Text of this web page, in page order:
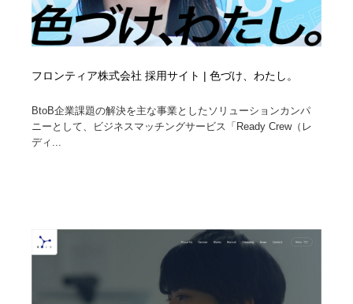
フロンティア株式会社 採用サイト | 色づけ、わたし。
BtoB企業課題の解決を主な事業としたソリューションカンパ
ニーとして、ビジネスマッチングサービス「Ready Crew（レ
ディ...